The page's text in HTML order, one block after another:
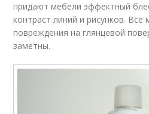
придают мебели эффектный
контраст линий и рисунков. Все
повреждения на глянцевой
заметны.